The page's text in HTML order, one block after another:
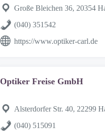
Große Bleichen 36, 20354
(040) 351542
https://www.optiker-carl.de
Optiker Freise GmbH
Alsterdorfer Str. 40, 22299
(040) 515091